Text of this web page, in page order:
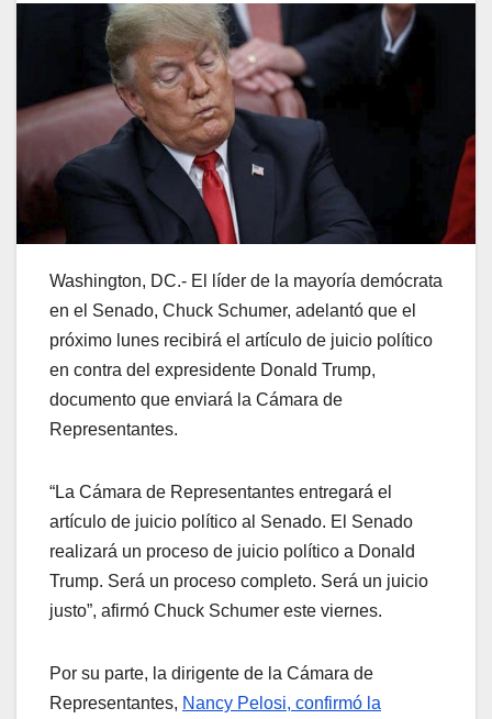
Washington, DC.- El líder de la mayoría demócrata
en el Senado, Chuck Schumer, adelantó que el
próximo lunes recibirá el artículo de juicio político
en contra del expresidente Donald Trump,
documento que enviará la Cámara de
Representantes.
“La Cámara de Representantes entregará el
artículo de juicio político al Senado. El Senado
realizará un proceso de juicio político a Donald
Trump. Será un proceso completo. Será un juicio
justo”, afirmó Chuck Schumer este viernes.
Por su parte, la dirigente de la Cámara de
Representantes, Nancy Pelosi, confirmó la